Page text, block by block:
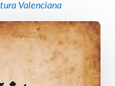
Valenciana